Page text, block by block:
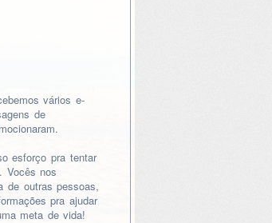
vários e-
de
esforço pra tentar
Vocês nos
de outras pessoas,
pra ajudar
meta de vida!